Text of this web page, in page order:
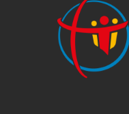
Za projekt odpowiada